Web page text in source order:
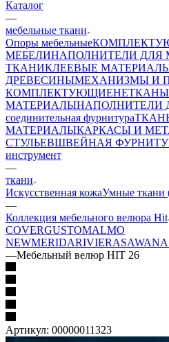
Каталог
—
мебельные ткани
Опоры мебельные
МЕБЕЛИНАПОЛНИТЕЛИ ДЛЯ
ТКАНИКЛЕЕВЫЕ
ДРЕВЕСИНЫМЕХАНИЗМЫ И
КОМПЛЕКТУЮЩИЕ
МАТЕРИАЛЫНАПОЛНИТЕЛИ
соединительная фурнитура
МАТЕРИАЛЫКАРКАСЫ И
СТУЛЬЕВШВЕЙНАЯ
инструмент
—
ткани
Искусственная кожаУмные ткани
—
Коллекция мебельного велюра Hit
COVERGUSTOMALMO
NEWMERIDARIVIERASAWANA
—Мебельный велюр HIT 26
Артикул: 00000011323